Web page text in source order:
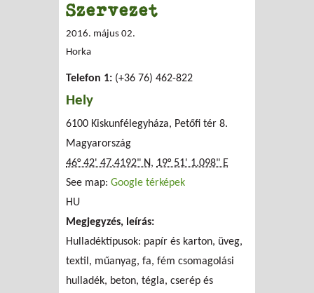
Szervezet
2016. május 02.
Horka
Telefon 1: (+36 76) 462-822
Hely
6100 Kiskunfélegyháza, Petőfi tér 8.
Magyarország
46° 42' 47.4192" N, 19° 51' 1.098" E
See map: Google térképek
HU
Megjegyzés, leírás:
Hulladéktípusok: papír és karton, üveg,
textil, műanyag, fa, fém csomagolási
hulladék, beton, tégla, cserép és